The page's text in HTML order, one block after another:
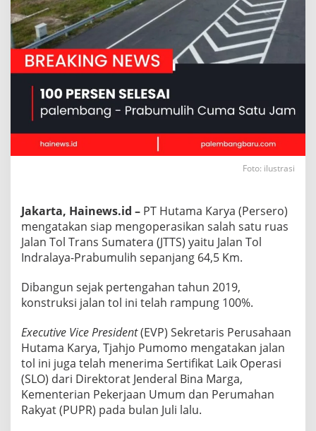
Foto: ilustrasi
Jakarta, Hainews.id – PT Hutama Karya (Persero)
mengatakan siap mengoperasikan salah satu ruas
Jalan Tol Trans Sumatera (JTTS) yaitu Jalan Tol
Indralaya-Prabumulih sepanjang 64,5 Km.
Dibangun sejak pertengahan tahun 2019,
konstruksi jalan tol ini telah rampung 100%.
Executive Vice President(EVP) Sekretaris Perusahaan
Hutama Karya, Tjahjo Pumomo mengatakan jalan
tol ini juga telah menerima Sertifikat Laik Operasi
(SLO) dari Direktorat Jenderal Bina Marga,
Kementerian Pekerjaan Umum dan Perumahan
Rakyat (PUPR) pada bulan Juli lalu.